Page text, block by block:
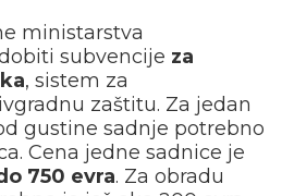
ministarstva
subvencije za
, sistem za
zaštitu. Za jedan
gustine sadnje potrebno
Cena jedne sadnice je
750 evra. Za obradu